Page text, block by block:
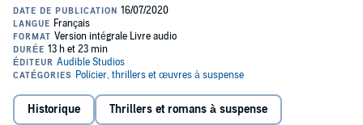
déchirée entre les faveurs d'un grand-duc, son amour pour un
poète anarchiste, et un brûlant secret d'Etat dont sa famille est
dépositaire.
Au-delà du temps et des frontières, une mystérieuse et terrifiante
Comment ne pas y succomber ? Au fil d'un suspense historique
éblouissant d'érudition, Violette Cabesos nous plonge dans les
Historique Thrillers et romans à suspense